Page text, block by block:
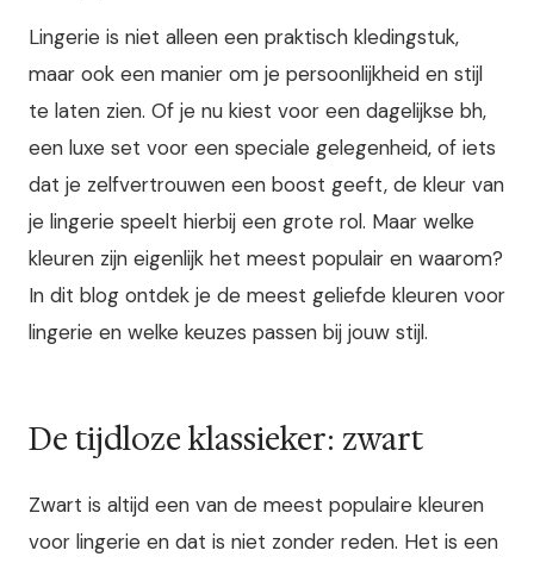
Lingerie is niet alleen een praktisch kledingstuk,
maar ook een manier om je persoonlijkheid en stijl
te laten zien. Of je nu kiest voor een dagelijkse bh,
een luxe set voor een speciale gelegenheid, of iets
dat je zelfvertrouwen een boost geeft, de kleur van
je lingerie speelt hierbij een grote rol. Maar welke
kleuren zijn eigenlijk het meest populair en waarom?
In dit blog ontdek je de meest geliefde kleuren voor
lingerie en welke keuzes passen bij jouw stijl.
De tijdloze klassieker: zwart
Zwart is altijd een van de meest populaire kleuren
voor lingerie en dat is niet zonder reden. Het is een